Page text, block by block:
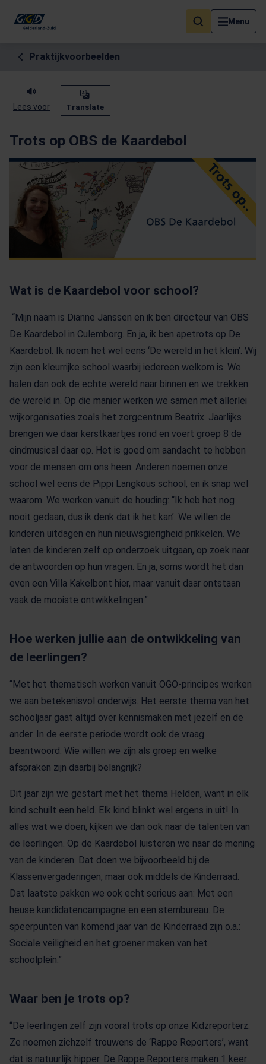
Menu
Als de resultaten voor automatisch aanvullen beschikbaar zijn,
Praktijkvoorbeelden
Lees voor Translate
Trots op OBS de Kaardebol
Wat is de Kaardebol voor school?
“Mijn naam is Dianne Janssen en ik ben directeur van OBS
De Kaardebol in Culemborg. En ja, ik ben apetrots op De
Kaardebol. Ik noem het wel eens ‘De wereld in het klein’. Wij
zijn een kleurrijke school waarbij iedereen welkom is. We
halen dan ook de echte wereld naar binnen en we trekken
de wereld in. Op die manier werken we samen met allerlei
wijkorganisaties zoals het zorgcentrum Beatrix. Jaarlijks
brengen we daar kerstkaartjes rond en voert groep 8 de
eindmusical daar op. Het is goed om aandacht te hebben
voor de mensen om ons heen. Anderen noemen onze
school wel eens de Pippi Langkous school, en ik snap wel
waarom. We werken vanuit de houding: “Ik heb het nog
nooit gedaan, dus ik denk dat ik het kan’. We willen de
kinderen uitdagen en hun nieuwsgierigheid prikkelen. We
laten de kinderen zelf op onderzoek uitgaan, op zoek naar
de antwoorden op hun vragen. En ja, soms wordt het dan
even een Villa Kakelbont hier, maar vanuit daar ontstaan
vaak de mooiste ontwikkelingen.”
Hoe werken jullie aan de ontwikkeling van
de leerlingen?
“Met het thematisch werken vanuit OGO-principes werken
we aan betekenisvol onderwijs. Het eerste thema van het
schooljaar gaat altijd over kennismaken met jezelf en de
ander. In de eerste periode wordt ook de vraag
beantwoord: Wie willen we zijn als groep en welke
afspraken zijn daarbij belangrijk?
Dit jaar zijn we gestart met het thema Helden, want in elk
kind schuilt een held. Elk kind blinkt wel ergens in uit! In
alles wat we doen, kijken we dan ook naar de talenten van
de leerlingen. Op de Kaardebol luisteren we naar de mening
van de kinderen. Dat doen we bijvoorbeeld bij de
Klassenvergaderingen, maar ook middels de Kinderraad.
Dat laatste pakken we ook echt serieus aan: Met een
heuse kandidatencampagne en een stembureau. De
speerpunten van komend jaar van de Kinderraad zijn o.a.:
Sociale veiligheid en het groener maken van het
schoolplein.”
Waar ben je trots op?
“De leerlingen zelf zijn vooral trots op onze Kidzreporterz.
Ze noemen zichzelf trouwens de ‘Rappe Reporters’, want
dat is natuurlijk hipper. De Rappe Reporters maken 1 keer